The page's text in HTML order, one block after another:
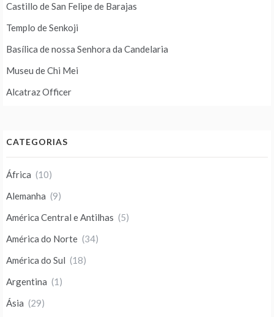
Castillo de San Felipe de Barajas
Templo de Senkoji
Basílica de nossa Senhora da Candelaria
Museu de Chi Mei
Alcatraz Officer
CATEGORIAS
África (10)
Alemanha (9)
América Central e Antilhas (5)
América do Norte (34)
América do Sul (18)
Argentina (1)
Ásia (29)